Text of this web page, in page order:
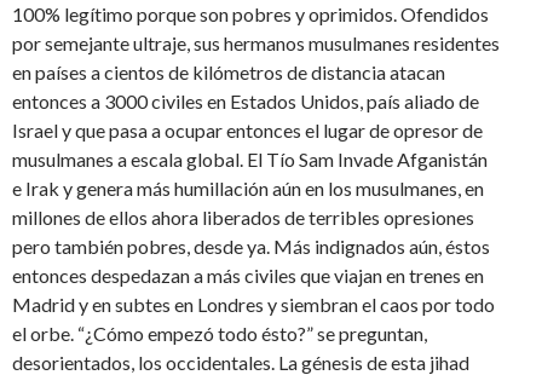
100% legítimo porque son pobres y oprimidos. Ofendidos
por semejante ultraje, sus hermanos musulmanes residentes
en países a cientos de kilómetros de distancia atacan
entonces a 3000 civiles en Estados Unidos, país aliado de
Israel y que pasa a ocupar entonces el lugar de opresor de
musulmanes a escala global. El Tío Sam Invade Afganistán
e Irak y genera más humillación aún en los musulmanes, en
millones de ellos ahora liberados de terribles opresiones
pero también pobres, desde ya. Más indignados aún, éstos
entonces despedazan a más civiles que viajan en trenes en
Madrid y en subtes en Londres y siembran el caos por todo
el orbe. “¿Cómo empezó todo ésto?” se preguntan,
desorientados, los occidentales. La génesis de esta jihad